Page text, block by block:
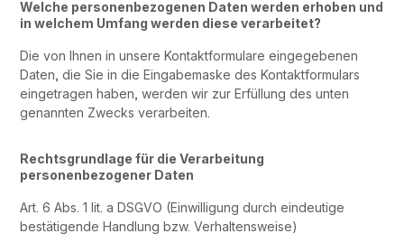
Welche personenbezogenen Daten werden erhoben und
in welchem Umfang werden diese verarbeitet?
Die von Ihnen in unsere Kontaktformulare eingegebenen
Daten, die Sie in die Eingabemaske des Kontaktformulars
eingetragen haben, werden wir zur Erfüllung des unten
genannten Zwecks verarbeiten.
Rechtsgrundlage für die Verarbeitung
personenbezogener Daten
Art. 6 Abs. 1 lit. a DSGVO (Einwilligung durch eindeutige
bestätigende Handlung bzw. Verhaltensweise)